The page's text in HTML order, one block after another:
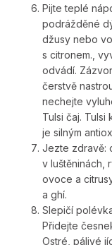
Pijte teplé
podrážděné
džusy nebo
s citronem.,
odvádí.
čerstvě
nechejte
Tulsi čaj. Tulsi
je silným
Jezte zdravě:
v luštěninách,
ovoce a
a ghí.
Slepičí
Přidejte
Ostré, pálivé